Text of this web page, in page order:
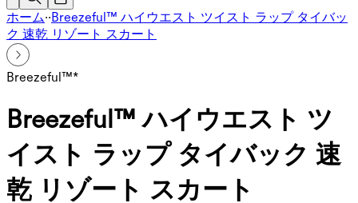
ホーム··Breezeful™ ハイウエスト ツイスト ラップ タイバッ
ク 速乾 リゾート スカート
Breezeful™*
Breezeful™ ハイウエスト ツ
イスト ラップ タイバック 速
乾 リゾート スカート